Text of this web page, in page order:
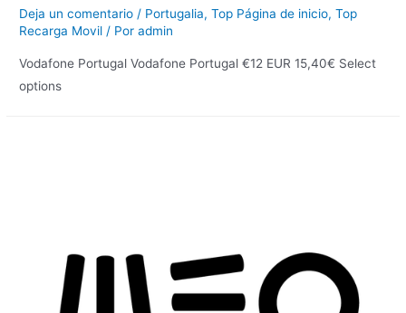
Deja un comentario / Portugalia,Top Página de inicio,Top
Recarga Movil / Poradmin
Vodafone Portugal Vodafone Portugal €12 EUR 15,40€ Select
options